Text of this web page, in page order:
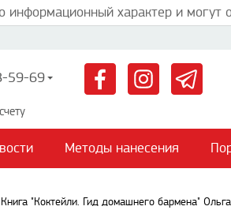
характер и могут
59-69
Методы нанесения
Книга "Коктейли. Гид домашнего бармена"